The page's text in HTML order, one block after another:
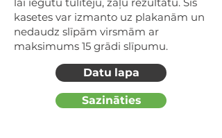
kasetes var izmanto uz plakanām un
nedaudz slīpām virsmām ar
maksimums 15 grādi slīpumu.
Datu lapa
Sazināties